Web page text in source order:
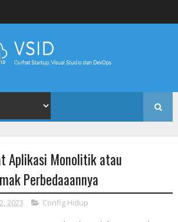
Aplikasi Monolitik atau
Perbedaaannya
2023 Config Hidup